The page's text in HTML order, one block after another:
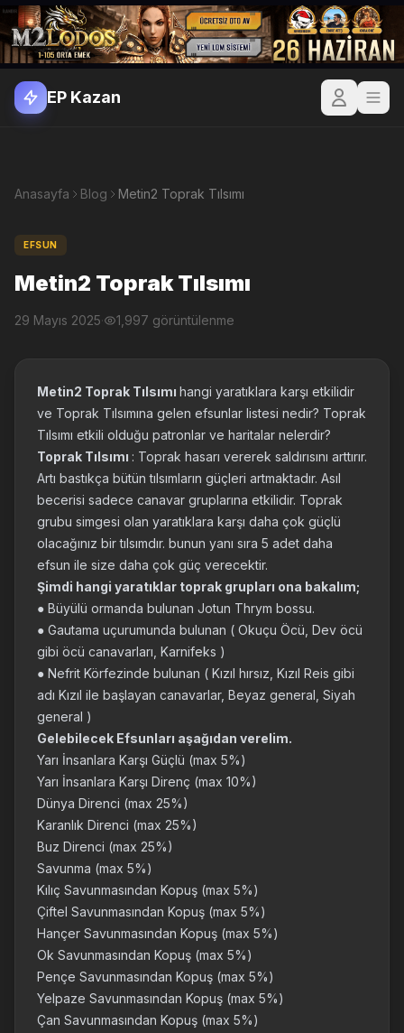
EP Kazan
Anasayfa Blog Metin2 Toprak Tılsımı
EFSUN
Metin2 Toprak Tılsımı
29 Mayıs 2025· 1,997 görüntülenme
Metin2 Toprak Tılsımı hangi yaratıklara karşı etkilidir
ve Toprak Tılsımına gelen efsunlar listesi nedir? Toprak
Tılsımı etkili olduğu patronlar ve haritalar nelerdir?
Toprak Tılsımı : Toprak hasarı vererek saldırısını arttırır.
Artı bastıkça bütün tılsımların güçleri artmaktadır. Asıl
becerisi sadece canavar gruplarına etkilidir. Toprak
grubu simgesi olan yaratıklara karşı daha çok güçlü
olacağınız bir tılsımdır. bunun yanı sıra 5 adet daha
efsun ile size daha çok güç verecektir.
Şimdi hangi yaratıklar toprak grupları ona bakalım;
● Büyülü ormanda bulunan Jotun Thrym bossu.
● Gautama uçurumunda bulunan ( Okuçu Öcü, Dev öcü
gibi öcü canavarları, Karnifeks )
● Nefrit Körfezinde bulunan ( Kızıl hırsız, Kızıl Reis gibi
adı Kızıl ile başlayan canavarlar, Beyaz general, Siyah
general )
Gelebilecek Efsunları aşağıdan verelim.
Yarı İnsanlara Karşı Güçlü (max 5%)
Yarı İnsanlara Karşı Direnç (max 10%)
Dünya Direnci (max 25%)
Karanlık Direnci (max 25%)
Buz Direnci (max 25%)
Savunma (max 5%)
Kılıç Savunmasından Kopuş (max 5%)
Çiftel Savunmasından Kopuş (max 5%)
Hançer Savunmasından Kopuş (max 5%)
Ok Savunmasından Kopuş (max 5%)
Pençe Savunmasından Kopuş (max 5%)
Yelpaze Savunmasından Kopuş (max 5%)
Çan Savunmasından Kopuş (max 5%)